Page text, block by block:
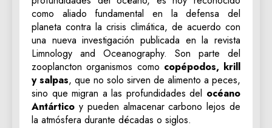
como aliado fundamental en la defensa del
planeta contra la crisis climática, de acuerdo con
una nueva investigación publicada en la revista
Limnology and Oceanography. Son parte del
zooplancton organismos como copépodos, krill
y salpas, que no solo sirven de alimento a peces,
sino que migran a las profundidades del océano
Antártico y pueden almacenar carbono lejos de
la atmósfera durante décadas o siglos.